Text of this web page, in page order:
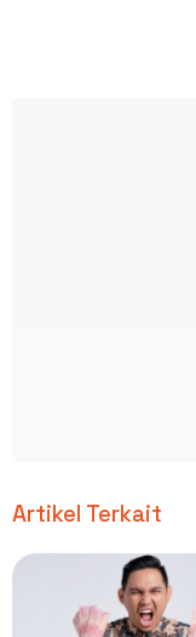
Artikel Terkait